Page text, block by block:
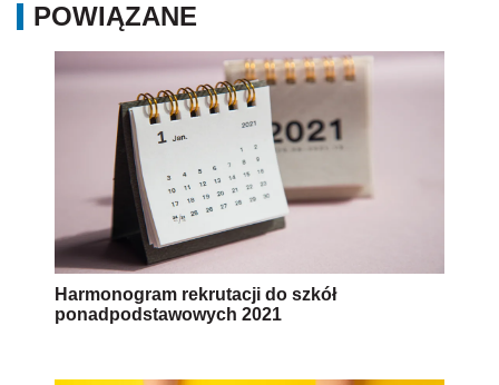
POWIĄZANE
Harmonogram rekrutacji do szkół
ponadpodstawowych 2021